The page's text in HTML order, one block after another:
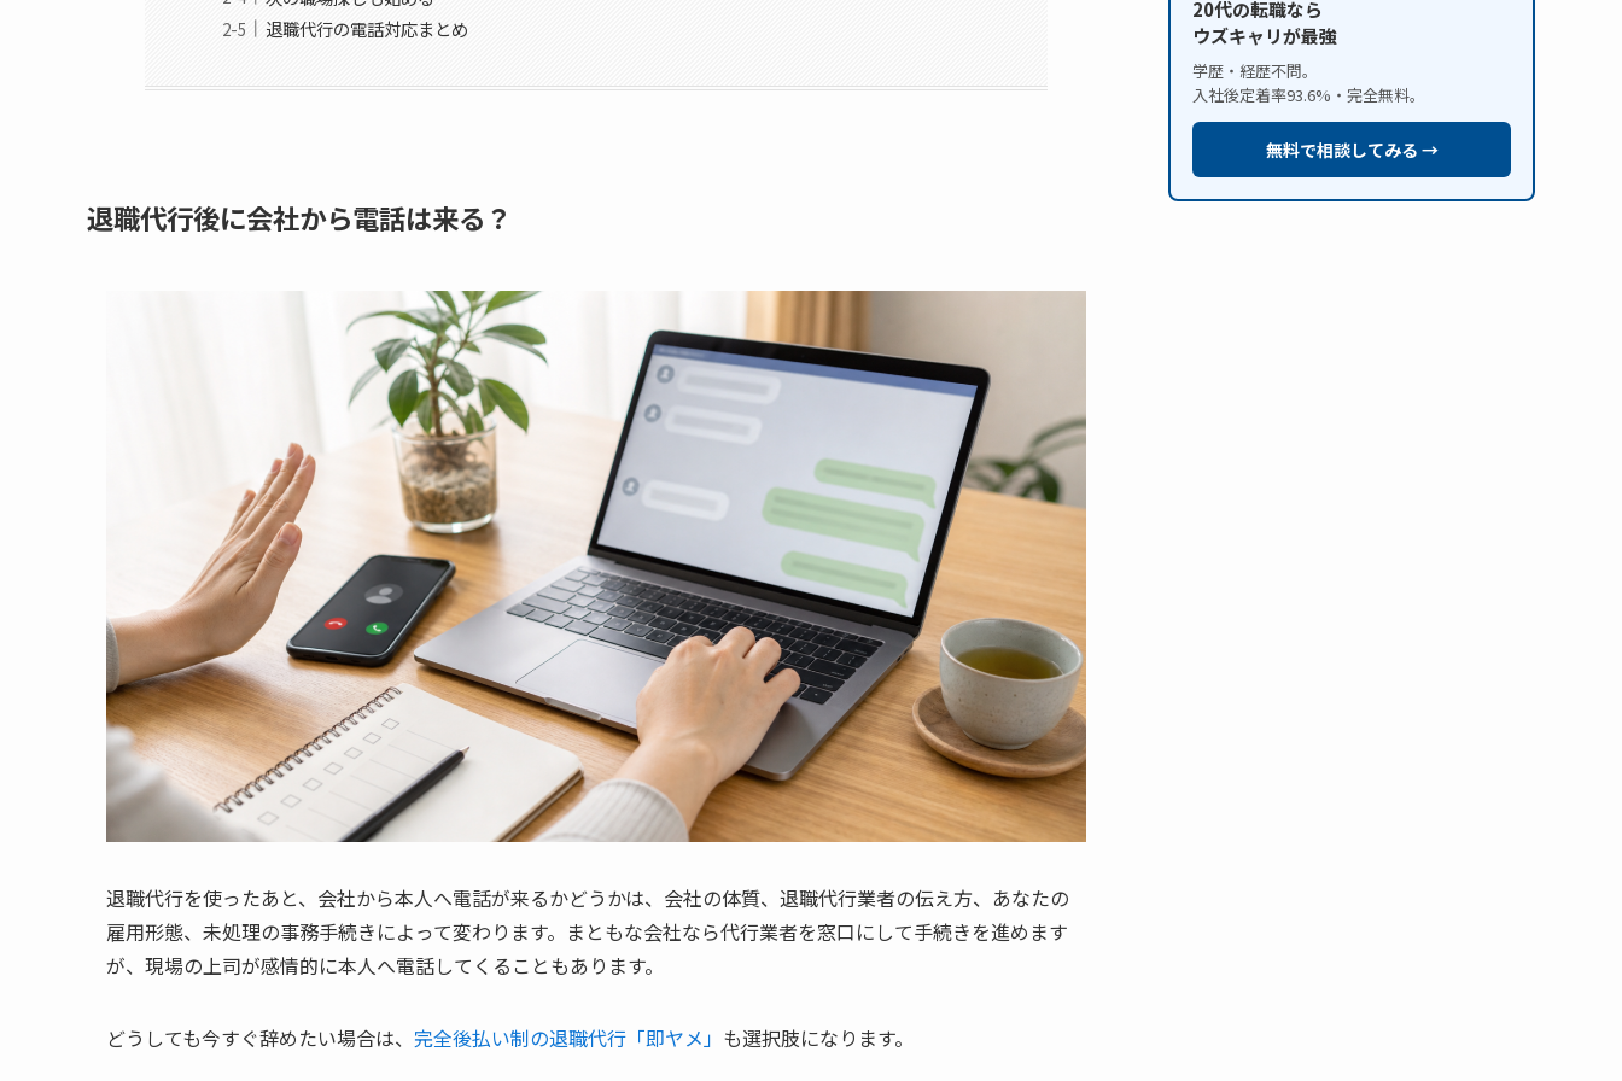
退職代行の電話対応まとめ
退職代行後に会社から電話は来る？
退職代行を使ったあと、会社から本人へ電話が来るかどうかは、会社の体質、退職代行業者の伝え方、あなたの
雇用形態、未処理の事務手続きによって変わります。まともな会社なら代行業者を窓口にして手続きを進めます
が、現場の上司が感情的に本人へ電話してくることもあります。
どうしても今すぐ辞めたい場合は、 完全後払い制の退職代行「即ヤメ」 も選択肢になります。
20代の転職なら
ウズキャリが最強
学歴・経歴不問。
入社後定着率93.6%・完全無料。
無料で相談してみる →